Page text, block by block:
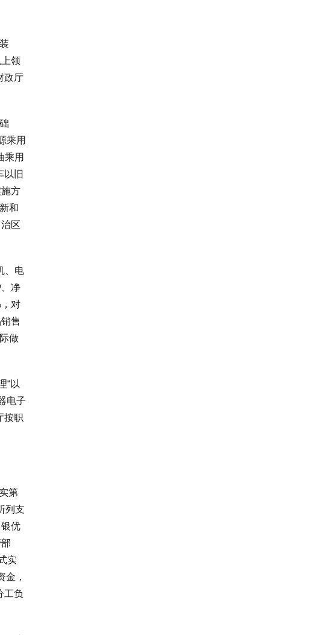
领
政厅
乘用
乘用
以旧
方
和
区
、电
净
对
售
做
“以
电子
按职
第
列支
优
实
金，
工负